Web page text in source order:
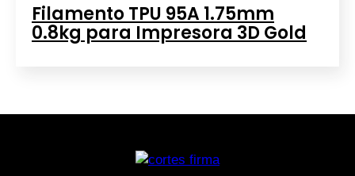
Filamento TPU 95A 1.75mm
0.8kg para Impresora 3D Gold